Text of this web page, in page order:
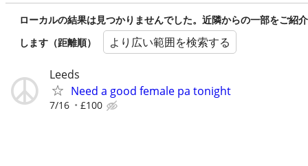
ローカルの結果は見つかりませんでした。近隣からの一部をご紹介
します（距離順）
より広い範囲を検索する
Leeds
Need a good female pa tonight
7/16 £100